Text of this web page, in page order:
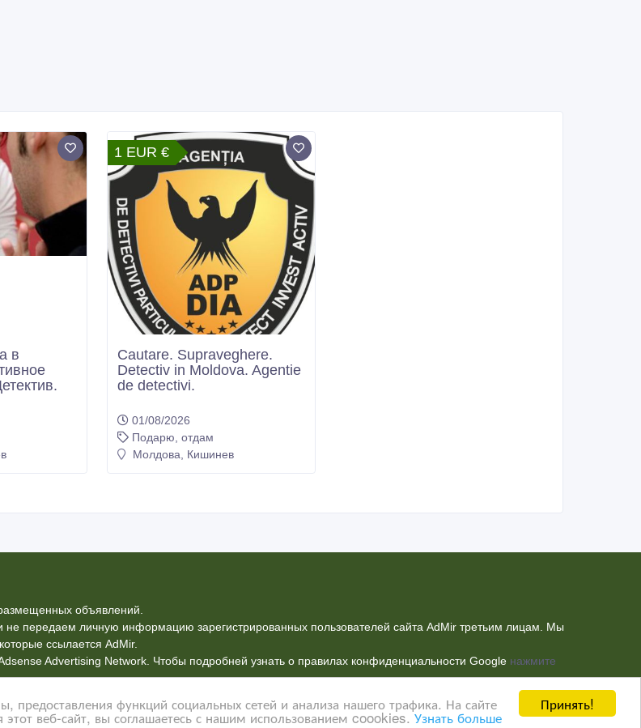
Принять!
функций социальных сетей и анализа нашего трафика. На сайте
веб-сайт, вы соглашаетесь с нашим использованием coookies.Узнать больше
в
1 EUR €
Cautare. Supraveghere.
Detectiv in Moldova. Agentie
de detectivi.
01/08/2026
Подарю, отдам
Молдова, Кишинев
объявлений.
передаем личную информацию зарегистрированных пользователей сайта AdMir третьим лицам. Мы
ссылается AdMir.
Advertising Network. Чтобы подробней узнать о правилах конфиденциальности Google нажмите
Контакты